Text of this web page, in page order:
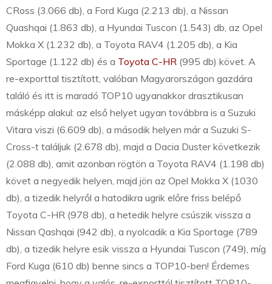
CRoss (3.066 db), a Ford Kuga (2.213 db), a Nissan
Quashqai (1.863 db), a Hyundai Tuscon (1.543) db, az Opel
Mokka X (1.232 db), a Toyota RAV4 (1.205 db), a Kia
Sportage (1.122 db) és a Toyota C-HR (995 db) követ. A
re-exporttal tisztított, valóban Magyarországon gazdára
találó és itt is maradó TOP10 ugyanakkor drasztikusan
másképp alakul: az első helyet ugyan továbbra is a Suzuki
Vitara viszi (6.609 db), a második helyen már a Suzuki S-
Cross-t találjuk (2.678 db), majd a Dacia Duster következik
(2.088 db), amit azonban rögtön a Toyota RAV4 (1.198 db)
követ a negyedik helyen, majd jön az Opel Mokka X (1030
db), a tizedik helyről a hatodikra ugrik előre friss belépő
Toyota C-HR (978 db), a hetedik helyre csúszik vissza a
Nissan Qashqai (942 db), a nyolcadik a Kia Sportage (789
db), a tizedik helyre esik vissza a Hyundai Tuscon (749), míg
Ford Kuga (610 db) benne sincs a TOP10-ben! Érdemes